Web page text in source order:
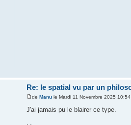
Re: le spatial vu par un
deManu le Mardi 11 Novembre 2025 10:54
J'ai jamais pu le blairer ce type.